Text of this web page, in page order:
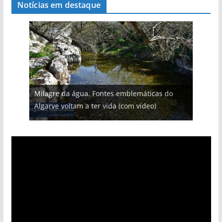
Notícias em destaque
Milagre da água. Fontes emblemáticas do
Algarve voltam a ter vida (com vídeo)